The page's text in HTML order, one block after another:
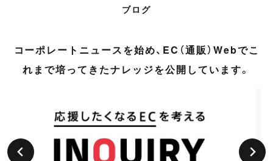
ブログ
コーポレートニュースを始め、EC（通販）Webでこ
れまで培ってきたナレッジを公開しています。